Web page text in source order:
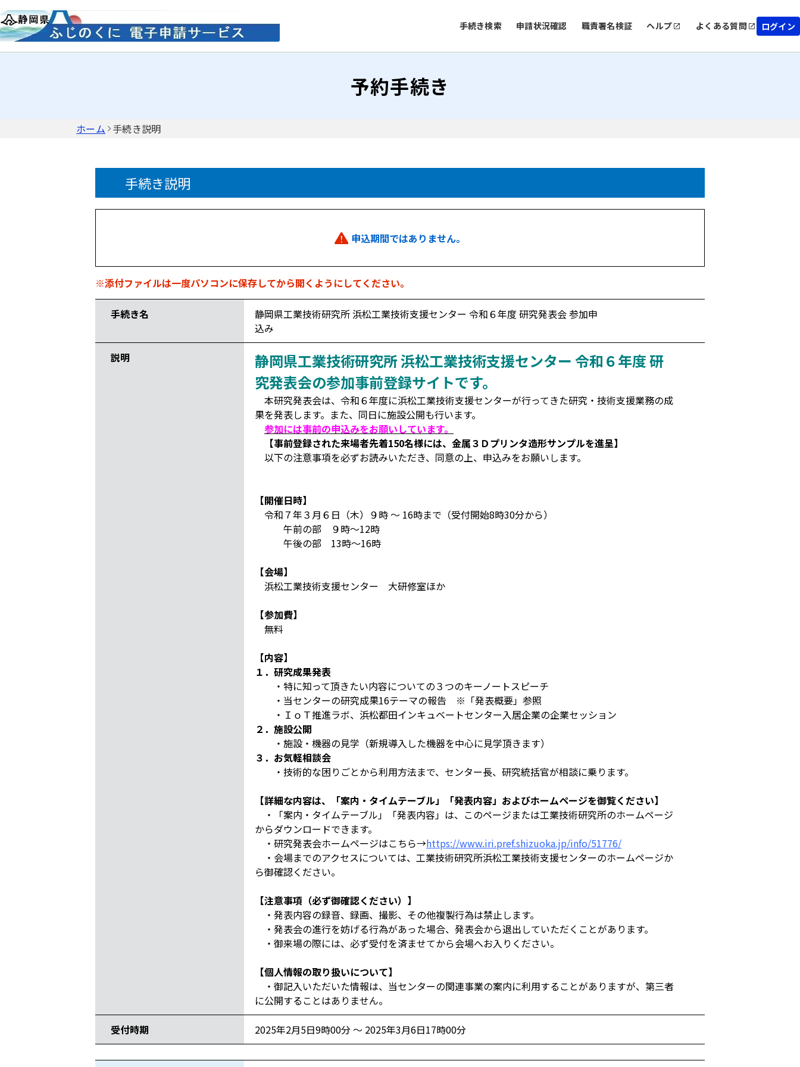
手続き検索 申請状況確認 職責署名検証 ヘルプ よくある質問 ログイン
予約手続き
ホーム 手続き説明
手続き説明
申込期間ではありません。
※添付ファイルは一度パソコンに保存してから開くようにしてください。
手続き名
静岡県工業技術研究所 浜松工業技術支援センター 令和６年度 研究発表会 参加申
込み
説明 静岡県工業技術研究所 浜松工業技術支援センター 令和６年度 研
究発表会の参加事前登録サイトです。
本研究発表会は、令和６年度に浜松工業技術支援センターが行ってきた研究・技術支援業務の成
果を発表します。また、同日に施設公開も行います。
参加には事前の申込みをお願いしています。
【事前登録された来場者先着150名様には、金属３Ｄプリンタ造形サンプルを進呈】
以下の注意事項を必ずお読みいただき、同意の上、申込みをお願いします。
【開催日時】
令和７年３月６日（木）９時 ～ 16時まで（受付開始8時30分から）
午前の部 ９時～12時
午後の部 13時～16時
【会場】
浜松工業技術支援センター 大研修室ほか
【参加費】
無料
【内容】
１．研究成果発表
・特に知って頂きたい内容についての３つのキーノートスピーチ
・当センターの研究成果16テーマの報告 ※「発表概要」参照
・ＩｏＴ推進ラボ、浜松都田インキュベートセンター入居企業の企業セッション
２．施設公開
・施設・機器の見学（新規導入した機器を中心に見学頂きます）
３．お気軽相談会
・技術的な困りごとから利用方法まで、センター長、研究統括官が相談に乗ります。
【詳細な内容は、「案内・タイムテーブル」「発表内容」およびホームページを御覧ください】
・「案内・タイムテーブル」「発表内容」は、このページまたは工業技術研究所のホームページ
からダウンロードできます。
・研究発表会ホームページはこちら→https://www.iri.pref.shizuoka.jp/info/51776/
・会場までのアクセスについては、工業技術研究所浜松工業技術支援センターのホームページか
ら御確認ください。
【注意事項（必ず御確認ください）】
・発表内容の録音、録画、撮影、その他複製行為は禁止します。
・発表会の進行を妨げる行為があった場合、発表会から退出していただくことがあります。
・御来場の際には、必ず受付を済ませてから会場へお入りください。
【個人情報の取り扱いについて】
・御記入いただいた情報は、当センターの関連事業の案内に利用することがありますが、第三者
に公開することはありません。
受付時期 2025年2月5日9時00分 ～ 2025年3月6日17時00分